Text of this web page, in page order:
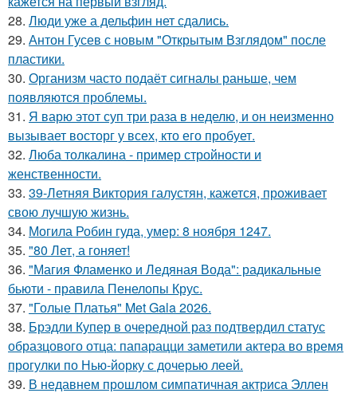
28. Люди уже а дельфин нет сдались.
29. Антон Гусев с новым "Открытым Взглядом" после
пластики.
30. Организм часто подаёт сигналы раньше, чем
появляются проблемы.
31. Я варю этот суп три раза в неделю, и он неизменно
вызывает восторг у всех, кто его пробует.
32. Люба толкалина - пример стройности и
женственности.
33. 39-Летняя Виктория галустян, кажется, проживает
свою лучшую жизнь.
34. Могила Робин гуда, умер: 8 ноября 1247.
35. "80 Лет, а гоняет!
36. "Магия Фламенко и Ледяная Вода": радикальные
бьюти - правила Пенелопы Крус.
37. "Голые Платья" Met Gala 2026.
38. Брэдли Купер в очередной раз подтвердил статус
образцового отца: папарацци заметили актера во время
прогулки по Нью-йорку с дочерью леей.
39. В недавнем прошлом симпатичная актриса Эллен